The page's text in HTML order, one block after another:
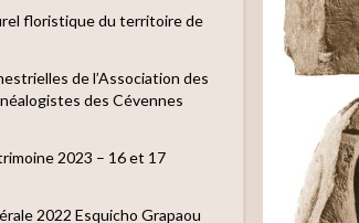
floristique du territoire de
de l’Association des
des Cévennes
2023 – 16 et 17
2022 Esquicho Grapaou